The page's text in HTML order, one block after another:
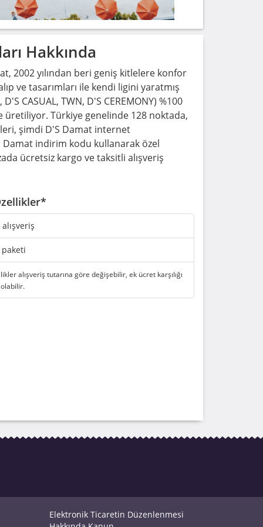
Hakkında
2002 yılından beri geniş kitlelere konfor
ve tasarımları ile kendi ligini yaratmış
CASUAL, TWN, D'S CEREMONY) %100
üretiliyor. Türkiye genelinde 128 noktada,
şimdi D'S Damat internet
Damat indirim kodu kullanarak özel
ücretsiz kargo ve taksitli alışveriş
alışveriş tutarına göre değişebilir, ek ücret karşılığı
Elektronik Ticaretin Düzenlenmesi